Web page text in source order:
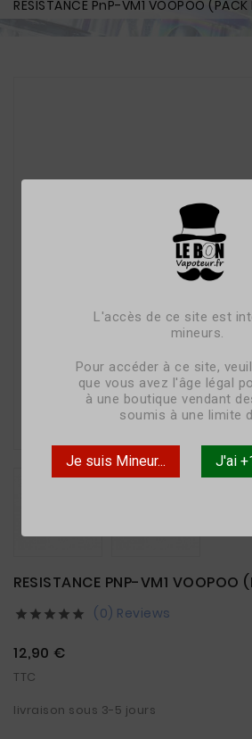
L'accès de ce site est
mineurs.
Pour accéder à ce site,
que vous avez l'âge légal
à une boutique vendant
soumis à une limite
Je suis Mineur... J'ai
RESISTANCE PnP-VM1 VOOPOO (PACK
RESISTANCE PNP-VM1 VOOPOO
     (0) Reviews
12,90 €
TTC
livraison sous 3-5 jours